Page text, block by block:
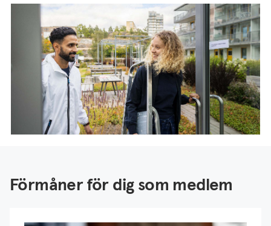
Förmåner för dig som medlem